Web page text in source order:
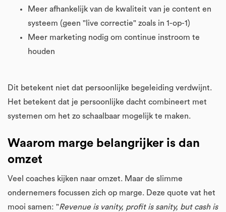
Meer afhankelijk van de kwaliteit van je content en
systeem (geen "live correctie" zoals in 1-op-1)
Meer marketing nodig om continue instroom te
houden
Dit betekent niet dat persoonlijke begeleiding verdwijnt.
Het betekent dat je persoonlijke dacht combineert met
systemen om het zo schaalbaar mogelijk te maken.
Waarom marge belangrijker is dan
omzet
Veel coaches kijken naar omzet. Maar de slimme
ondernemers focussen zich op marge. Deze quote vat het
mooi samen: "Revenue is vanity, profit is sanity, but cash is